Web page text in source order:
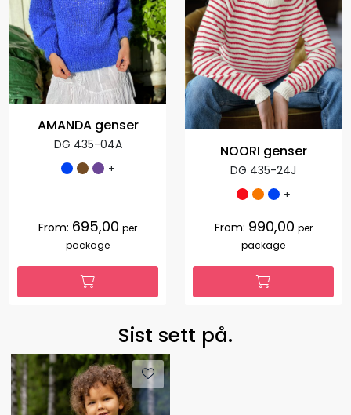
AMANDA genser
DG 435-04A
+
From: 695,00 per
package
NOORI genser
DG 435-24J
+
From: 990,00 per
package
Sist sett på.